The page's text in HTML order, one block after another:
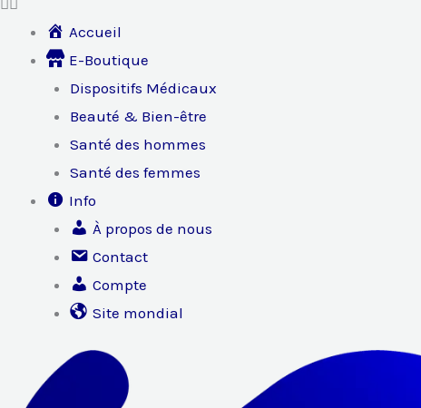
Accueil
E-Boutique
Dispositifs Médicaux
Beauté & Bien-être
Santé des hommes
Santé des femmes
Info
À propos de nous
Contact
Compte
Site mondial